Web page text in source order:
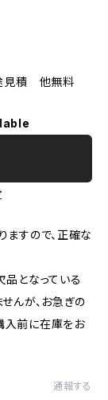
見積 他無料
ますので、正確な
品となっている
んが、お急ぎの
入前に在庫をお
通報する